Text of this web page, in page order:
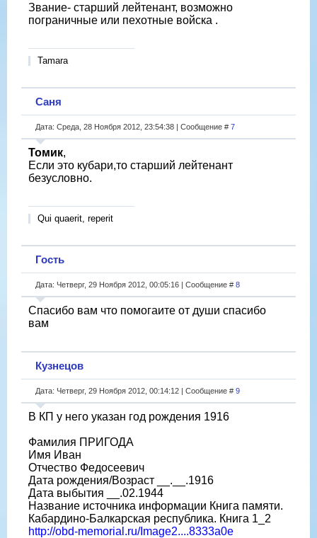
Звание- старший лейтенант, возможно
пограничные или пехотные войска .
Tamara
Саня
Дата: Среда, 28 Ноября 2012, 23:54:38 | Сообщение # 7
Томик,
Если это кубари,то старший лейтенант
безусловно.
Qui quaerit, reperit
Гость
Дата: Четверг, 29 Ноября 2012, 00:05:16 | Сообщение # 8
Спасибо вам что помогаите от души спасибо
вам
Кузнецов
Дата: Четверг, 29 Ноября 2012, 00:14:12 | Сообщение # 9
В КП у него указан год рождения 1916
Фамилия ПРИГОДА
Имя Иван
Отчество Федосеевич
Дата рождения/Возраст __.__.1916
Дата выбытия __.02.1944
Название источника информации Книга памяти.
Кабардино-Балкарская республика. Книга 1_2
http://obd-memorial.ru/Image2....8333a0e